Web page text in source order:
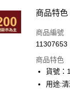
付款方式
icash Pay
超商取貨
LINE Pay
商品特色
商品編號
11307653
商品特色
貨號：
用途: